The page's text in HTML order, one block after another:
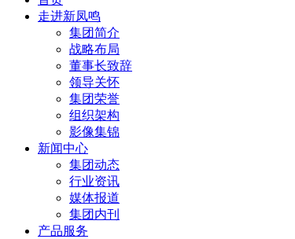
走进新凤鸣
集团简介
战略布局
董事长致辞
领导关怀
集团荣誉
组织架构
影像集锦
新闻中心
集团动态
行业资讯
媒体报道
集团内刊
产品服务